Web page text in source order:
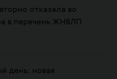
отказала во
в перечень ЖНВЛП
день: новая